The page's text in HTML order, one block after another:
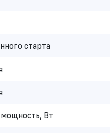
старта
Вт